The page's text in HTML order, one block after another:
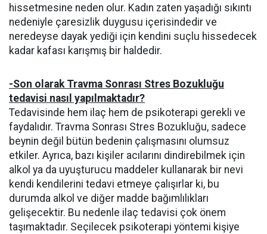
hissetmesine neden olur. Kadın zaten yaşadığı sıkıntı
nedeniyle çaresizlik duygusu içerisindedir ve
neredeyse dayak yediği için kendini suçlu hissedecek
kadar kafası karışmış bir haldedir.
-Son olarak Travma Sonrası Stres Bozukluğu
tedavisi nasıl yapılmaktadır?
Tedavisinde hem ilaç hem de psikoterapi gerekli ve
faydalıdır. Travma Sonrası Stres Bozukluğu, sadece
beynin değil bütün bedenin çalışmasını olumsuz
etkiler. Ayrıca, bazı kişiler acılarını dindirebilmek için
alkol ya da uyuşturucu maddeler kullanarak bir nevi
kendi kendilerini tedavi etmeye çalışırlar ki, bu
durumda alkol ve diğer madde bağımlılıkları
gelişecektir. Bu nedenle ilaç tedavisi çok önem
taşımaktadır. Seçilecek psikoterapi yöntemi kişiye